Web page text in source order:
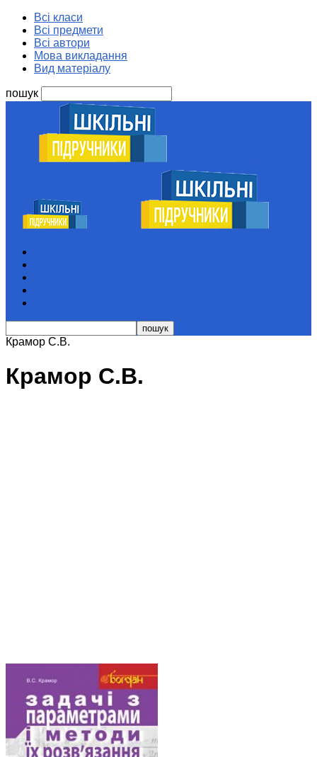
Всі класи
Всі предмети
Всі автори
Мова викладання
Вид матеріалу
пошук
Крамор С.В.
Крамор С.В.